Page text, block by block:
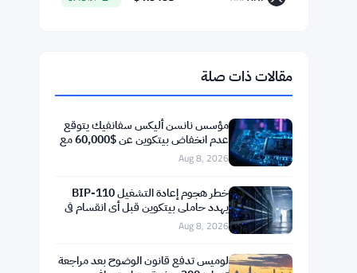
BNB
BNB
$598.14
▲ +0.99%
Solana
SOL
$75.4546
▲ +1.77%
XRP
XRP